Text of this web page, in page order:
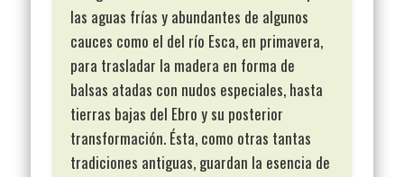
las aguas frías y abundantes de algunos
cauces como el del río Esca, en primavera,
para trasladar la madera en forma de
balsas atadas con nudos especiales, hasta
tierras bajas del Ebro y su posterior
transformación. Ésta, como otras tantas
tradiciones antiguas, guardan la esencia de